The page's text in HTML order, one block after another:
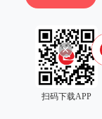
扫码下载APP